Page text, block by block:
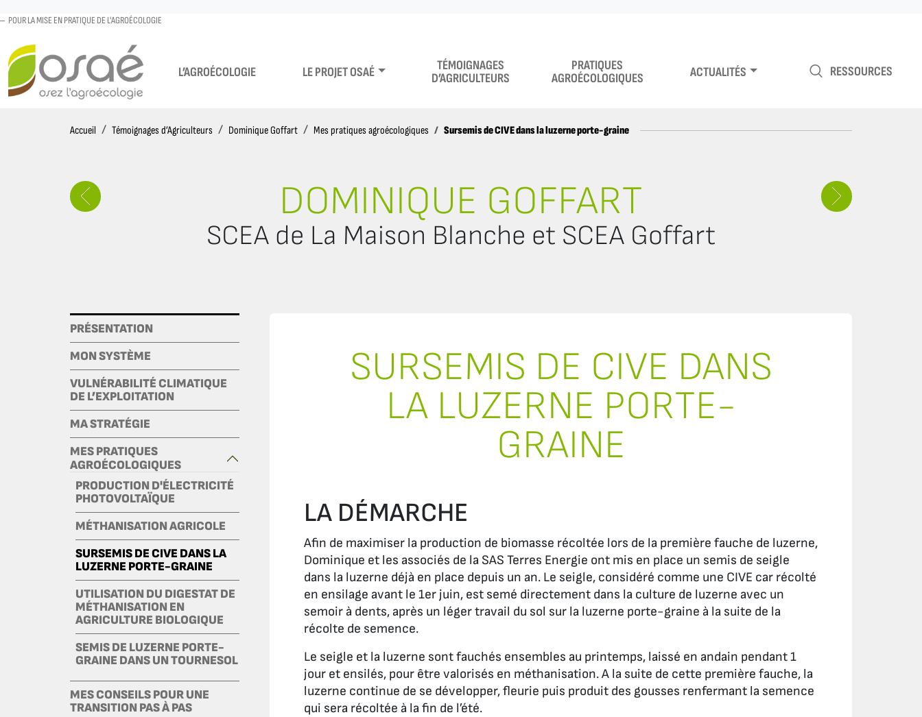
POUR LA MISE EN PRATIQUE DE L'AGROÉCOLOGIE
L’AGROÉCOLOGIE LE PROJET OSAÉ
TÉMOIGNAGES
D’AGRICULTEURS
PRATIQUES
AGROÉCOLOGIQUES
ACTUALITÉS RESSOURCES
Accueil AccueilTémoignages d’Agriculteurs Dominique Goffart Mes pratiques agroécologiques Sursemis de CIVE dans la luzerne porte-graine
DOMINIQUE GOFFART
SCEA de La Maison Blanche et SCEA Goffart
PRÉSENTATION
MON SYSTÈME
VULNÉRABILITÉ CLIMATIQUE
DE L’EXPLOITATION
MA STRATÉGIE
MES PRATIQUES
AGROÉCOLOGIQUES
PRODUCTION D'ÉLECTRICITÉ
PHOTOVOLTAÏQUE
MÉTHANISATION AGRICOLE
SURSEMIS DE CIVE DANS LA
LUZERNE PORTE-GRAINE
UTILISATION DU DIGESTAT DE
MÉTHANISATION EN
AGRICULTURE BIOLOGIQUE
SEMIS DE LUZERNE PORTE-
GRAINE DANS UN TOURNESOL
MES CONSEILS POUR UNE
TRANSITION PAS À PAS
SURSEMIS DE CIVE DANS
LA LUZERNE PORTE-
GRAINE
LA DÉMARCHE
Afin de maximiser la production de biomasse récoltée lors de la première fauche de luzerne,
Dominique et les associés de la SAS Terres Energie ont mis en place un semis de seigle
dans la luzerne déjà en place depuis un an. Le seigle, considéré comme une CIVE car récolté
en ensilage avant le 1er juin, est semé directement dans la culture de luzerne avec un
semoir à dents, après un léger travail du sol sur la luzerne porte-graine à la suite de la
récolte de semence.
Le seigle et la luzerne sont fauchés ensembles au printemps, laissé en andain pendant 1
jour et ensilés, pour être valorisés en méthanisation. A la suite de cette première fauche, la
luzerne continue de se développer, fleurie puis produit des gousses renfermant la semence
qui sera récoltée à la fin de l’été.